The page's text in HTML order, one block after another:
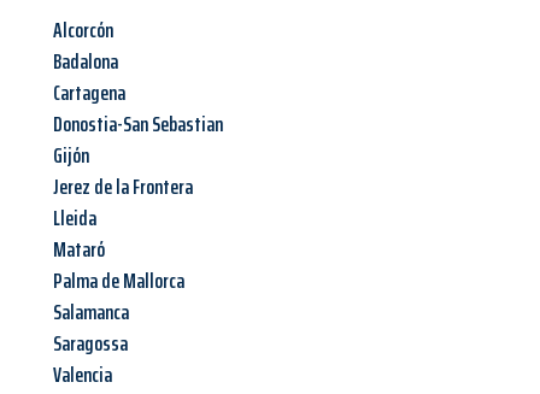
Alcorcón
Badalona
Cartagena
Donostia-San Sebastian
Gijón
Jerez de la Frontera
Lleida
Mataró
Palma de Mallorca
Salamanca
Saragossa
Valencia